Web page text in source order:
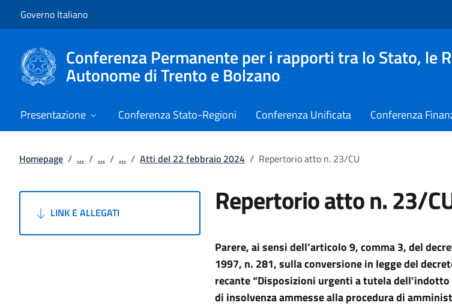
Governo Italiano
Conferenza Permanente per i rapporti tra lo Stato, le
Autonome di Trento e Bolzano
Presentazione Conferenza Stato-Regioni Conferenza Unificata Conferenza
Homepage / ... / ... / ... / Atti del 22 febbraio 2024 / Repertorio atto n. 23/CU
LINK E ALLEGATI Repertorio atto n. 23/
Parere, ai sensi dell’articolo 9, comma 3, del
1997, n. 281, sulla conversione in legge del
recante“Disposizioni urgenti a tutela dell
di insolvenza ammesse alla procedura di